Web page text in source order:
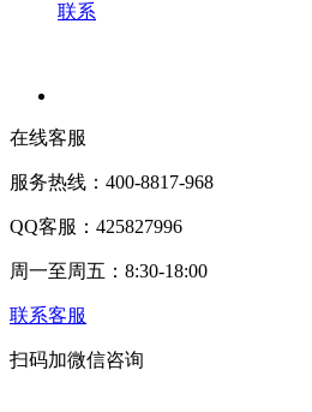
联系
在线客服
服务热线：400-8817-968
QQ客服：425827996
周一至周五：8:30-18:00
联系客服
扫码加微信咨询